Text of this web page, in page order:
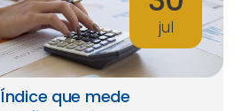
jul
Índice que mede